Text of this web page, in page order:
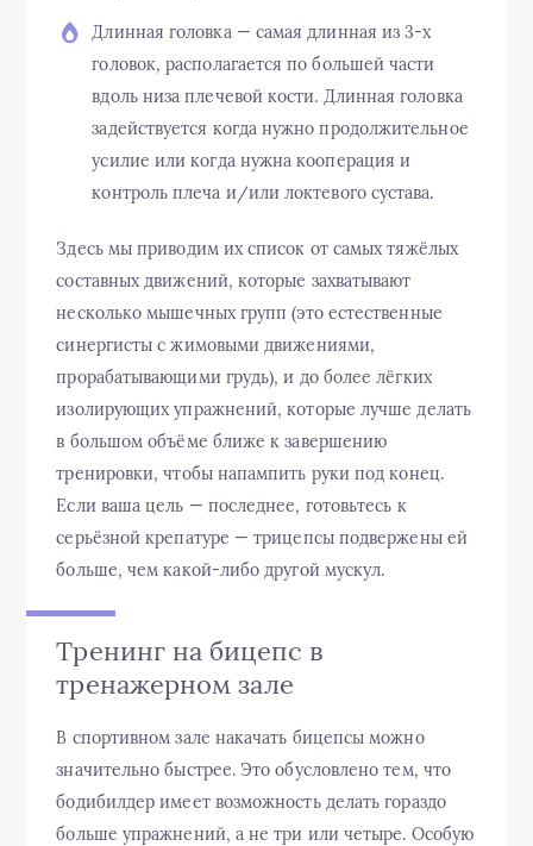
Длинная головка — самая длинная из 3-х
головок, располагается по большей части
вдоль низа плечевой кости. Длинная головка
задействуется когда нужно продолжительное
усилие или когда нужна кооперация и
контроль плеча и/или локтевого сустава.
Здесь мы приводим их список от самых тяжёлых
составных движений, которые захватывают
несколько мышечных групп (это естественные
синергисты с жимовыми движениями,
прорабатывающими грудь), и до более лёгких
изолирующих упражнений, которые лучше делать
в большом объёме ближе к завершению
тренировки, чтобы напампить руки под конец.
Если ваша цель — последнее, готовьтесь к
серьёзной крепатуре — трицепсы подвержены ей
больше, чем какой-либо другой мускул.
Тренинг на бицепс в
тренажерном зале
В спортивном зале накачать бицепсы можно
значительно быстрее. Это обусловлено тем, что
бодибилдер имеет возможность делать гораздо
больше упражнений, а не три или четыре. Особую